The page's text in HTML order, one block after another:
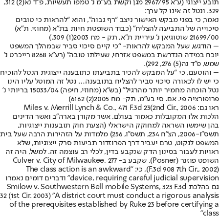
תובע ייצוגי (ע”א 2967/95 מגן וקשת בע”מ נ’ טמפו תעשיות, פ”ד נא(2) 312,
329. ונטל זה אינו קל ערך:
נאמר, כי בפני מבקש האישור ניצב “רף גבוה”, והוא “להראות כי טובים
סיכוייה של התביעה להצליח” (כבוד השופטת חיות בת”א (מחוזי, ת”א)
21699/00 שוטוגיאן נ’ עיריית ת”א, תק - מח 2003(1) 309.)
– הודגש, שעל המבקש להראות- “כי קיים סיכוי סביר שבמהלך המשפט
יוכח במידה הנדרשת במשפט אזרחי, שעילתו טובה” (רע”א 8268 רייכרט נ’
שמש, פ”ד נה(5) 276, 292).
– והוטעם, כי “על המבקש להכיר בתביעתו כתובענה ייצוגית הנטל להוכיח
כי יש לו לכאורה סיכוי סביר להצליח בתובענה… נטל זה המוטל עליו הינו
נטל הוכחה מחמיר יותר מהרגיל” (בש”א (מחוזי, חיפה) 15033/04 בריותי נ’
פרופורציה פי. אם. סי בע”מ, תק- מח 2005(2) 6162)
ראו גם: Miles v. Merrill Lynch & Co., 471 F.3d 23(2nd Cir., 2006
הלכות אלו המקובלות כאמור בעולם, אשר מקורן בארה”ב ואשר הדינים
בהן שימשו השראה למחוקק הישראלי (הצעת חוק תובענות ייצוגיות,
תשס”ו-2006, הצ”ח 234, תשס”ו, 256) מלמדות על הזהירות הרבה שעל בית
המשפט לנקוט, טרם יעביר דרך הפרוזדור תביעות סרק ייצוגיות, שלא
ראויות לעבור בסינון הדק שנקבע בדין, לכלי רב עוצמה זה. למשל, היה זה
השופט פוזנר (Posner), שקבע ב- Culver v. City of Milwaukee, 277
(F.3d 908 7th Cir., 2002), כי: "The class action is an awkward
device, requiring careful judicial supervision" ודברים דומים נאמרו
גם בהלכת Smilow v. Southwestern Bell mobile Systems, 323 F.3d
32 (1st Cir. 2003) "A district court must conduct a rigorous analysis
of the prerequisites established by Ruke 23 before certifying a
class"